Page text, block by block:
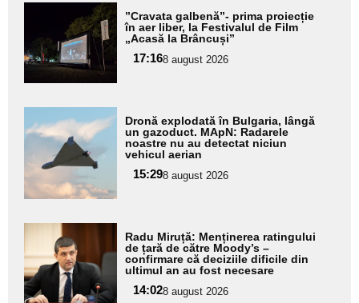
Adaugă
aici textul
pentru
subtitlu
”Cravata galbenă”- prima proiecție
în aer liber, la Festivalul de Film
„Acasă la Brâncuși”
17:168 august 2026
Adaugă
aici textul
pentru
subtitlu
Dronă explodată în Bulgaria, lângă
un gazoduct. MApN: Radarele
noastre nu au detectat niciun
vehicul aerian
15:298 august 2026
Adaugă
aici textul
pentru
subtitlu
Radu Miruță: Menținerea ratingului
de țară de către Moody’s –
confirmare că deciziile dificile din
ultimul an au fost necesare
14:028 august 2026